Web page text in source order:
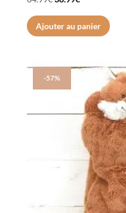
prix
initial
prix
actuel
Ajouter au panier
-57%